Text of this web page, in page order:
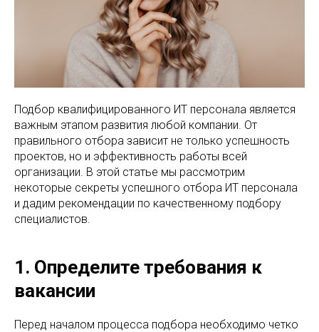
Подбор квалифицированного ИТ персонала является
важным этапом развития любой компании. От
правильного отбора зависит не только успешность
проектов, но и эффективность работы всей
организации. В этой статье мы рассмотрим
некоторые секреты успешного отбора ИТ персонала
и дадим рекомендации по качественному подбору
специалистов.
1. Определите требования к
вакансии
Перед началом процесса подбора необходимо четко